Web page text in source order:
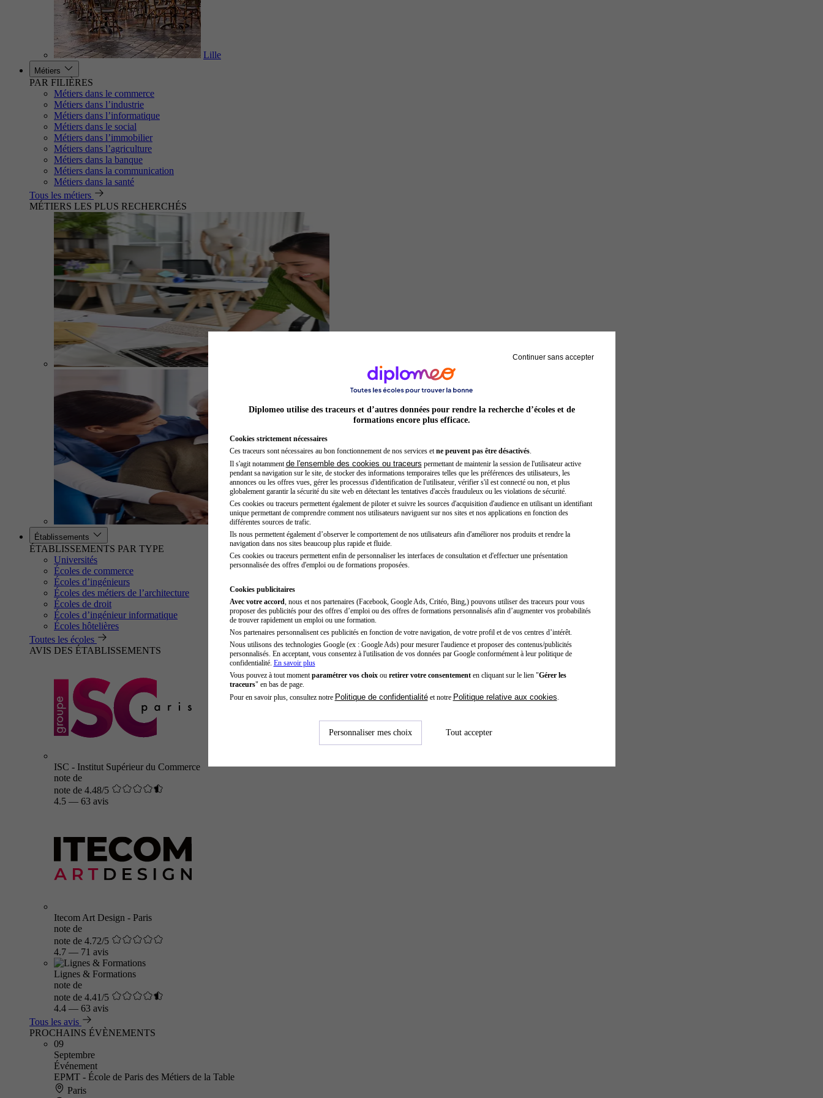
Lille
Métiers
PAR FILIÈRES
Métiers dans le commerce
Métiers dans l’industrie
Métiers dans l’informatique
Métiers dans le social
Métiers dans l’immobilier
Métiers dans l’agriculture
Métiers dans la banque
Métiers dans la communication
Métiers dans la santé
Tous les métiers
MÉTIERS LES PLUS RECHERCHÉS
Entrepreneur
Établissements
ÉTABLISSEMENTS PAR TYPE
Universités
Écoles de commerce
Écoles d’ingénieurs
Écoles des métiers de l’architecture
Écoles de droit
Écoles d’ingénieur informatique
Écoles hôtelières
Toutes les écoles
AVIS DES ÉTABLISSEMENTS
ISC - Institut Supérieur du Commerce
note de
note de 4.48/5
4.5 — 63 avis
Itecom Art Design - Paris
note de
note de 4.72/5
4.7 — 71 avis
Lignes & Formations
note de
note de 4.41/5
4.4 — 63 avis
Tous les avis
PROCHAINS ÉVÈNEMENTS
09
Septembre
Événement
EPMT - École de Paris des Métiers de la Table
Paris
Continuer sans accepter
Diplomeo utilise des traceurs et d’autres données pour rendre la recherche d’écoles et de
formations encore plus efficace.
Cookies strictement nécessaires
Ces traceurs sont nécessaires au bon fonctionnement de nos services et ne peuvent pas être désactivés.
Il s'agit notamment de l'ensemble des cookies ou traceurs permettant de maintenir la session de l'utilisateur active
pendant sa navigation sur le site, de stocker des informations temporaires telles que les préférences des utilisateurs, les
annonces ou les offres vues, gérer les processus d'identification de l'utilisateur, vérifier s'il est connecté ou non, et plus
globalement garantir la sécurité du site web en détectant les tentatives d'accès frauduleux ou les violations de sécurité.
Ces cookies ou traceurs permettent également de piloter et suivre les sources d'acquisition d'audience en utilisant un identifiant
unique permettant de comprendre comment nos utilisateurs naviguent sur nos sites et nos applications en fonction des
différentes sources de trafic.
Ils nous permettent également d’observer le comportement de nos utilisateurs afin d'améliorer nos produits et rendre la
navigation dans nos sites beaucoup plus rapide et fluide.
Ces cookies ou traceurs permettent enfin de personnaliser les interfaces de consultation et d'effectuer une présentation
personnalisée des offres d'emploi ou de formations proposées.
Cookies publicitaires
Avec votre accord , nous et nos partenaires (Facebook, Google Ads, Critéo, Bing,) pouvons utiliser des traceurs pour vous
proposer des publicités pour des offres d’emploi ou des offres de formations personnalisés afin d’augmenter vos probabilités
de trouver rapidement un emploi ou une formation.
Nos partenaires personnalisent ces publicités en fonction de votre navigation, de votre profil et de vos centres d’intérêt.
Nous utilisons des technologies Google (ex : Google Ads) pour mesurer l'audience et proposer des contenus/publicités
personnalisés. En acceptant, vous consentez à l'utilisation de vos données par Google conformément à leur politique de
confidentialité. En savoir plus
Vous pouvez à tout moment paramétrer vos choixou retirer votre consentementen cliquant sur le lien "Gérer les
traceurs" en bas de page.
Pour en savoir plus, consultez notre Politique de confidentialitéet notre Politique relative aux cookies
Personnaliser mes choix Tout accepter